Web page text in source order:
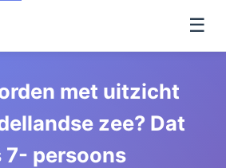
☰
met uitzicht
zee? Dat
7- persoons